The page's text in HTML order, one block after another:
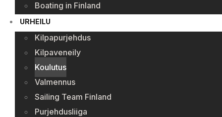
Boating in Finland
URHEILU
Kilpapurjehdus
Kilpaveneily
Koulutus
Valmennus
Sailing Team Finland
Purjehdusliiga